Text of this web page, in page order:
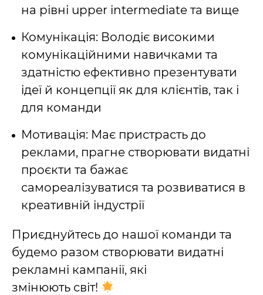
на рівні upper intermediate та вище
Комунікація: Володіє високими
комунікаційними навичками та
здатністю ефективно презентувати
ідеї й концепції як для клієнтів, так і
для команди
Мотивація: Має пристрасть до
реклами, прагне створювати видатні
проєкти та бажає
самореалізуватися та розвиватися в
креативній індустрії
Приєднуйтесь до нашої команди та
будемо разом створювати видатні
рекламні кампанії, які
змінюють світ!